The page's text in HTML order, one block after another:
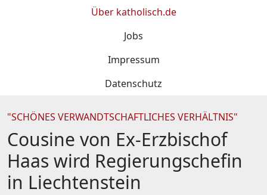
Über katholisch.de
Jobs
Impressum
Datenschutz
"SCHÖNES VERWANDTSCHAFTLICHES VERHÄLTNIS"
Cousine von Ex-Erzbischof
Haas wird Regierungschefin
in Liechtenstein